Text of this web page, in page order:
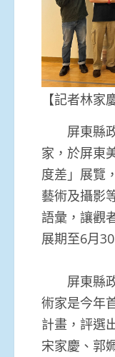
【記者林家
屏東縣政
家，於屏東
度差」展覽
藝術及攝影
語彙，讓觀
展期至6月
屏東縣政
術家是今年
計畫，評選
宋家慶、郭